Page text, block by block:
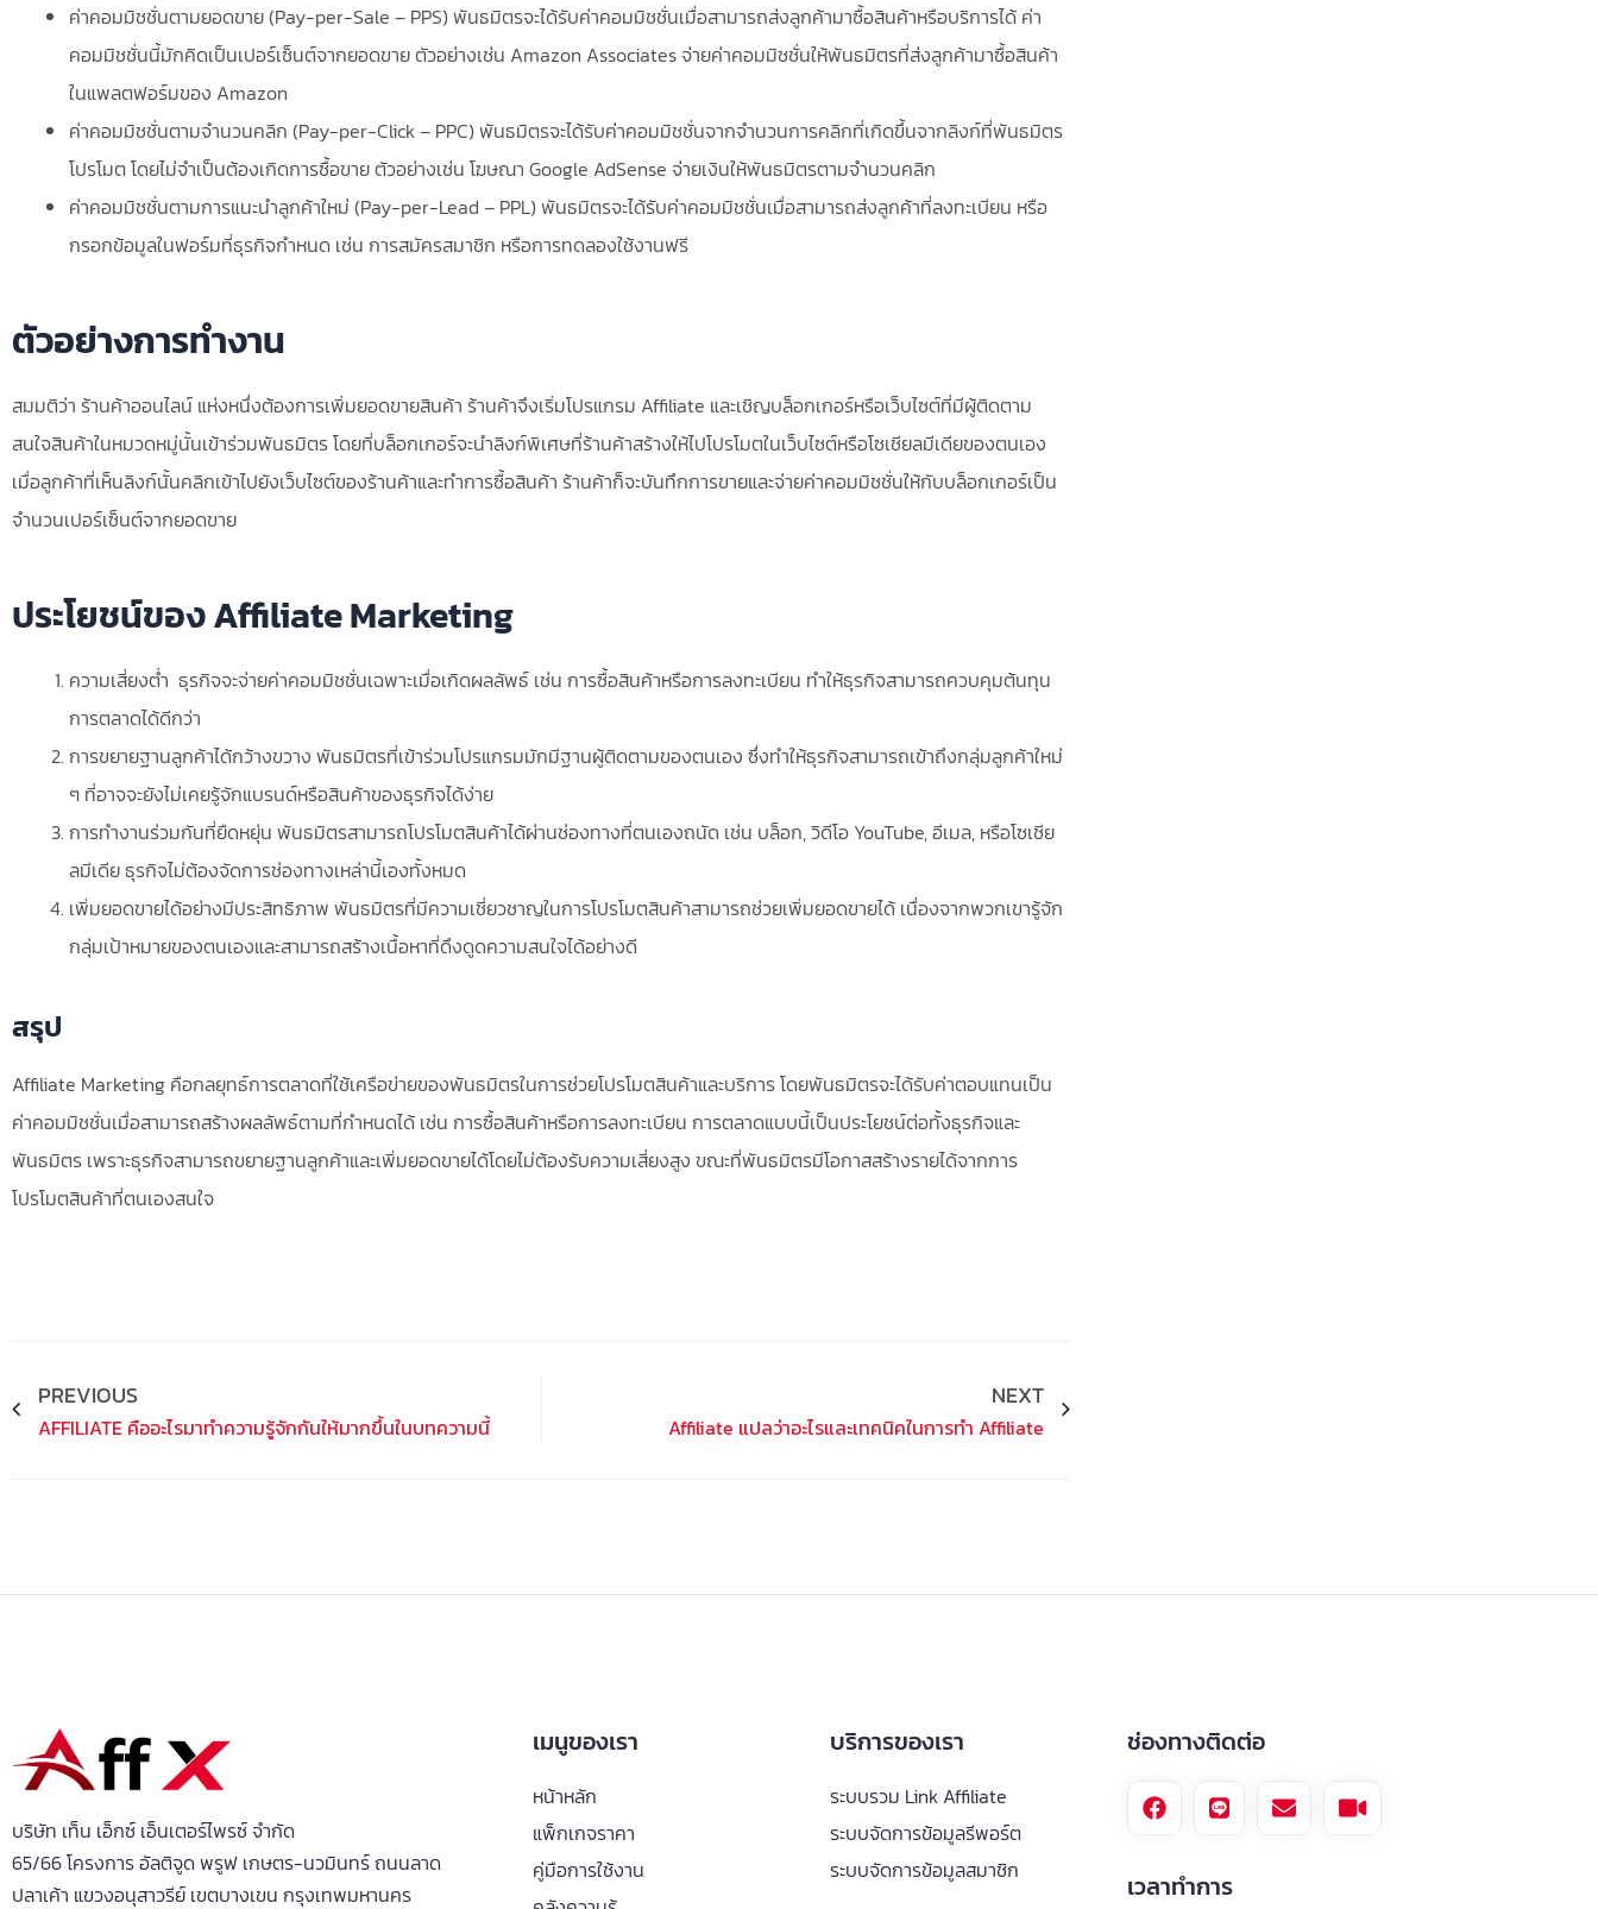
ค่าคอมมิชชั่นตามยอดขาย (Pay-per-Sale – PPS) พันธมิตรจะได้รับค่าคอมมิชชั่นเมื่อสามารถส่งลูกค้ามาซื้อสินค้าหรือบริการได้ ค่า
คอมมิชชั่นนี้มักคิดเป็นเปอร์เซ็นต์จากยอดขาย ตัวอย่างเช่น Amazon Associates จ่ายค่าคอมมิชชั่นให้พันธมิตรที่ส่งลูกค้ามาซื้อสินค้า
ในแพลตฟอร์มของ Amazon
ค่าคอมมิชชั่นตามจำนวนคลิก (Pay-per-Click – PPC) พันธมิตรจะได้รับค่าคอมมิชชั่นจากจำนวนการคลิกที่เกิดขึ้นจากลิงก์ที่พันธมิตร
โปรโมต โดยไม่จำเป็นต้องเกิดการซื้อขาย ตัวอย่างเช่น โฆษณา Google AdSense จ่ายเงินให้พันธมิตรตามจำนวนคลิก
ค่าคอมมิชชั่นตามการแนะนำลูกค้าใหม่ (Pay-per-Lead – PPL) พันธมิตรจะได้รับค่าคอมมิชชั่นเมื่อสามารถส่งลูกค้าที่ลงทะเบียน หรือ
กรอกข้อมูลในฟอร์มที่ธุรกิจกำหนด เช่น การสมัครสมาชิก หรือการทดลองใช้งานฟรี
ตัวอย่างการทำงาน
สมมติว่า ร้านค้าออนไลน์ แห่งหนึ่งต้องการเพิ่มยอดขายสินค้า ร้านค้าจึงเริ่มโปรแกรม Affiliate และเชิญบล็อกเกอร์หรือเว็บไซต์ที่มีผู้ติดตาม
สนใจสินค้าในหมวดหมู่นั้นเข้าร่วมพันธมิตร โดยที่บล็อกเกอร์จะนำลิงก์พิเศษที่ร้านค้าสร้างให้ไปโปรโมตในเว็บไซต์หรือโซเชียลมีเดียของตนเอง
เมื่อลูกค้าที่เห็นลิงก์นั้นคลิกเข้าไปยังเว็บไซต์ของร้านค้าและทำการซื้อสินค้า ร้านค้าก็จะบันทึกการขายและจ่ายค่าคอมมิชชั่นให้กับบล็อกเกอร์เป็น
จำนวนเปอร์เซ็นต์จากยอดขาย
ประโยชน์ของ Affiliate Marketing
ความเสี่ยงต่ำ ธุรกิจจะจ่ายค่าคอมมิชชั่นเฉพาะเมื่อเกิดผลลัพธ์ เช่น การซื้อสินค้าหรือการลงทะเบียน ทำให้ธุรกิจสามารถควบคุมต้นทุน
การตลาดได้ดีกว่า
การขยายฐานลูกค้าได้กว้างขวาง พันธมิตรที่เข้าร่วมโปรแกรมมักมีฐานผู้ติดตามของตนเอง ซึ่งทำให้ธุรกิจสามารถเข้าถึงกลุ่มลูกค้าใหม่
ๆ ที่อาจจะยังไม่เคยรู้จักแบรนด์หรือสินค้าของธุรกิจได้ง่าย
การทำงานร่วมกันที่ยืดหยุ่น พันธมิตรสามารถโปรโมตสินค้าได้ผ่านช่องทางที่ตนเองถนัด เช่น บล็อก, วิดีโอ YouTube, อีเมล, หรือโซเชีย
ลมีเดีย ธุรกิจไม่ต้องจัดการช่องทางเหล่านี้เองทั้งหมด
เพิ่มยอดขายได้อย่างมีประสิทธิภาพ พันธมิตรที่มีความเชี่ยวชาญในการโปรโมตสินค้าสามารถช่วยเพิ่มยอดขายได้ เนื่องจากพวกเขารู้จัก
กลุ่มเป้าหมายของตนเองและสามารถสร้างเนื้อหาที่ดึงดูดความสนใจได้อย่างดี
สรุป
Affiliate Marketing คือกลยุทธ์การตลาดที่ใช้เครือข่ายของพันธมิตรในการช่วยโปรโมตสินค้าและบริการ โดยพันธมิตรจะได้รับค่าตอบแทนเป็น
ค่าคอมมิชชั่นเมื่อสามารถสร้างผลลัพธ์ตามที่กำหนดได้ เช่น การซื้อสินค้าหรือการลงทะเบียน การตลาดแบบนี้เป็นประโยชน์ต่อทั้งธุรกิจและ
พันธมิตร เพราะธุรกิจสามารถขยายฐานลูกค้าและเพิ่มยอดขายได้โดยไม่ต้องรับความเสี่ยงสูง ขณะที่พันธมิตรมีโอกาสสร้างรายได้จากการ
โปรโมตสินค้าที่ตนเองสนใจ
Prev
PREVIOUS
AFFILIATE คืออะไรมาทำความรู้จักกันให้มากขึ้นในบทความนี้
NEXT
Affiliate แปลว่าอะไรและเทคนิคในการทำ Affiliate
บริษัท เท็น เอ็กซ์ เอ็นเตอร์ไพรซ์ จำกัด
65/66 โครงการ อัลติจูด พรูฟ เกษตร-นวมินทร์ ถนนลาด
ปลาเค้า แขวงอนุสาวรีย์ เขตบางเขน กรุงเทพมหานคร
เมนูของเรา
หน้าหลัก
แพ็กเกจราคา
คู่มือการใช้งาน
บริการของเรา
ระบบรวม Link Affiliate
ระบบจัดการข้อมูลรีพอร์ต
ระบบจัดการข้อมูลสมาชิก
ช่องทางติดต่อ
เวลาทำการ